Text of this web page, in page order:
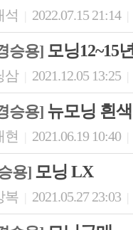
석 2022.07.15 21:14
승용] 모닝12~15
삼 2021.12.05 13:25
승용] 뉴모닝 흰
현 2021.06.19 10:40
용] 모닝 LX
복 2021.05.27 23:03